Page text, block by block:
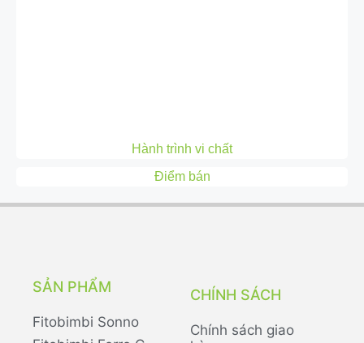
Hành trình vi chất
Điểm bán
SẢN PHẨM
Fitobimbi Sonno
CHÍNH SÁCH
Chính sách giao